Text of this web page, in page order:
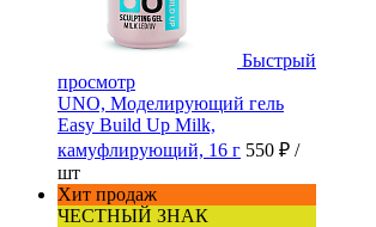
Быстрый
просмотр
UNO, Моделирующий гель
Easy Build Up Milk,
камуфлирующий, 16 г 550 ₽ /
шт
Хит продаж
ЧЕСТНЫЙ ЗНАК